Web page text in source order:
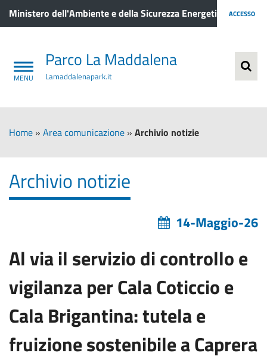
Ministero dell'Ambiente e della Sicurezza Energetica ACCESSO
Parco La Maddalena
Lamaddalenapark.it
Home » Area comunicazione » Archivio notizie
Archivio notizie
14-Maggio-26
Al via il servizio di controllo e
vigilanza per Cala Coticcio e
Cala Brigantina: tutela e
fruizione sostenibile a Caprera